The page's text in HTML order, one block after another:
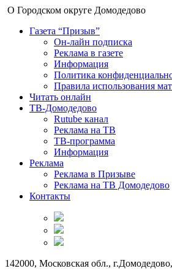
О Городском округе Домодедово
Газета “Призыв”
Он-лайн подписка
Реклама в газете
Информация
Политика
Правила использования
Читать онлайн
ТВ-Домодедово
Rutube канал
Реклама на ТВ
ТВ-программа
Информация
Реклама
Реклама в Призыве
Реклама на ТВ Домодедово
Контакты
142000, Московская обл.,